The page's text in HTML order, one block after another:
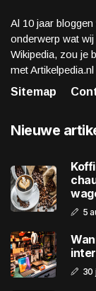
Al 10 jaar
onderwerp wat
Wikipedia, zou je
met Artikelpedia.nl
Sitemap
Nieuwe
5
30